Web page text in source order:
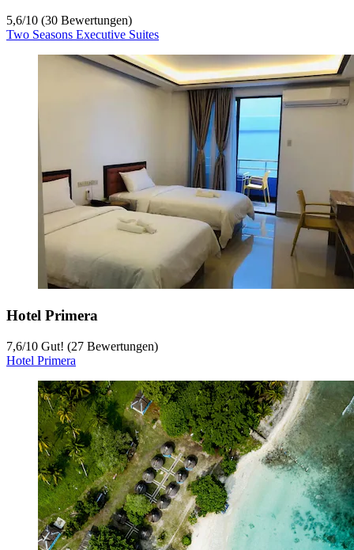
5,6/10 (30 Bewertungen)
Two Seasons Executive Suites
Hotel Primera
7,6/10 Gut! (27 Bewertungen)
Hotel Primera